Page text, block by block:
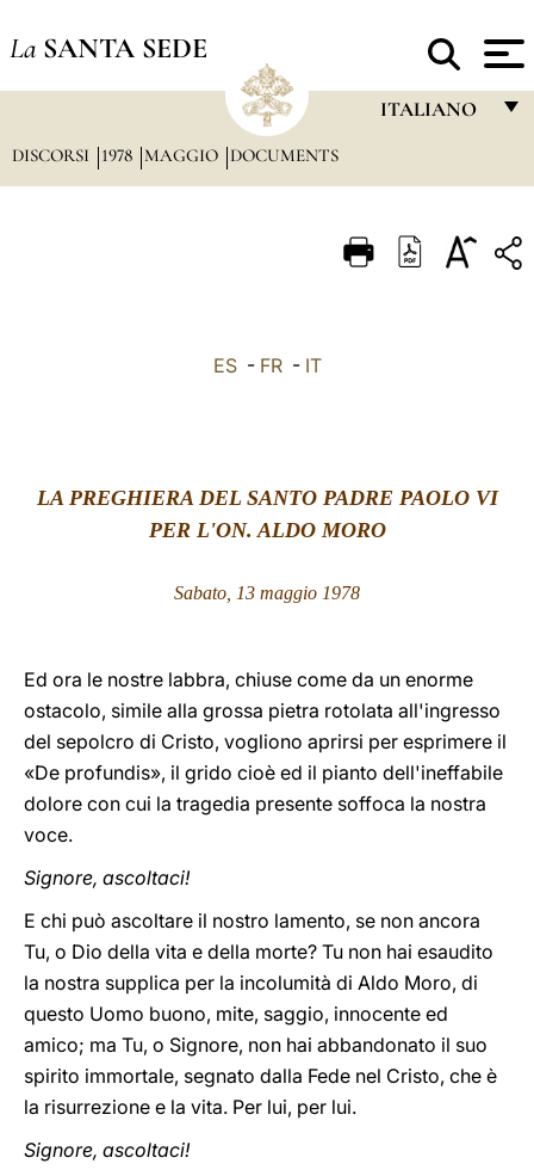
La SANTA SEDE
ITALIANO
ITALIANO
中文
DISCORSI 1978 MAGGIO DOCUMENTS
ES- FR- IT
LA PREGHIERA DEL SANTO PADRE PAOLO VI
PER L'ON. ALDO MORO
Sabato, 13 maggio 1978
Ed ora le nostre labbra, chiuse come da un enorme
ostacolo, simile alla grossa pietra rotolata all'ingresso
del sepolcro di Cristo, vogliono aprirsi per esprimere il
«De profundis», il grido cioè ed il pianto dell'ineffabile
dolore con cui la tragedia presente soffoca la nostra
voce.
Signore, ascoltaci!
E chi può ascoltare il nostro lamento, se non ancora
Tu, o Dio della vita e della morte? Tu non hai esaudito
la nostra supplica per la incolumità di Aldo Moro, di
questo Uomo buono, mite, saggio, innocente ed
amico; ma Tu, o Signore, non hai abbandonato il suo
spirito immortale, segnato dalla Fede nel Cristo, che è
la risurrezione e la vita. Per lui, per lui.
Signore, ascoltaci!